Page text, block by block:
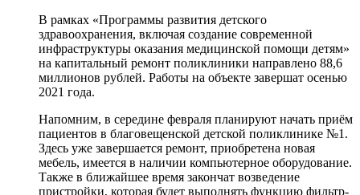
В рамках «Программы развития детского
здравоохранения, включая создание современной
инфраструктуры оказания медицинской помощи детям»
на капитальный ремонт поликлиники направлено 88,6
миллионов рублей. Работы на объекте завершат осенью
2021 года.
Напомним, в середине февраля планируют начать приём
пациентов в благовещенской детской поликлинике №1.
Здесь уже завершается ремонт, приобретена новая
мебель, имеется в наличии компьютерное оборудование.
Также в ближайшее время закончат возведение
пристройки, которая будет выполнять функцию фильтр-